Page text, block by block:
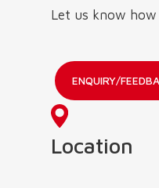
Let us know how
ENQUIRY/
Location